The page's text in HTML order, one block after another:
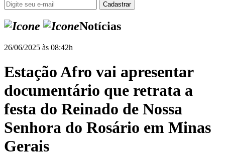
Notícias
26/06/2025 às 08:42h
Estação Afro vai apresentar
documentário que retrata a
festa do Reinado de Nossa
Senhora do Rosário em Minas
Gerais